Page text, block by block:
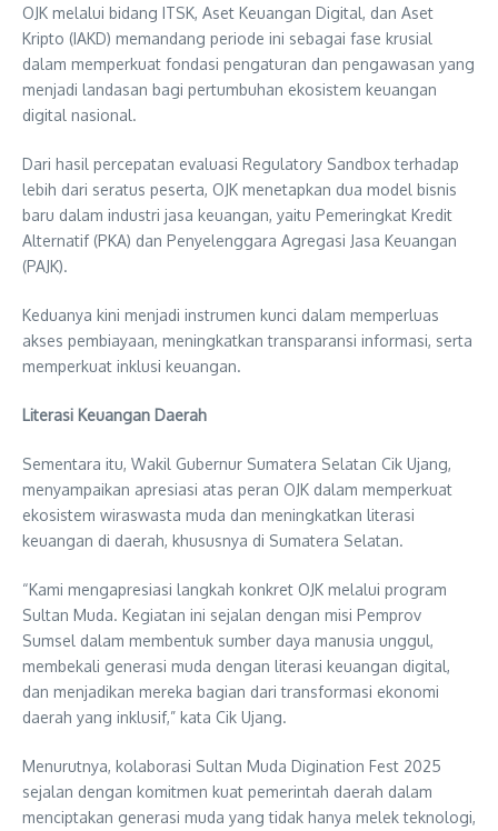
OJK melalui bidang ITSK, Aset Keuangan Digital, dan Aset
Kripto (IAKD) memandang periode ini sebagai fase krusial
dalam memperkuat fondasi pengaturan dan pengawasan yang
menjadi landasan bagi pertumbuhan ekosistem keuangan
digital nasional.
Dari hasil percepatan evaluasi Regulatory Sandbox terhadap
lebih dari seratus peserta, OJK menetapkan dua model bisnis
baru dalam industri jasa keuangan, yaitu Pemeringkat Kredit
Alternatif (PKA) dan Penyelenggara Agregasi Jasa Keuangan
(PAJK).
Keduanya kini menjadi instrumen kunci dalam memperluas
akses pembiayaan, meningkatkan transparansi informasi, serta
memperkuat inklusi keuangan.
Literasi Keuangan Daerah
Sementara itu, Wakil Gubernur Sumatera Selatan Cik Ujang,
menyampaikan apresiasi atas peran OJK dalam memperkuat
ekosistem wiraswasta muda dan meningkatkan literasi
keuangan di daerah, khususnya di Sumatera Selatan.
“Kami mengapresiasi langkah konkret OJK melalui program
Sultan Muda. Kegiatan ini sejalan dengan misi Pemprov
Sumsel dalam membentuk sumber daya manusia unggul,
membekali generasi muda dengan literasi keuangan digital,
dan menjadikan mereka bagian dari transformasi ekonomi
daerah yang inklusif,” kata Cik Ujang.
Menurutnya, kolaborasi Sultan Muda Digination Fest 2025
sejalan dengan komitmen kuat pemerintah daerah dalam
menciptakan generasi muda yang tidak hanya melek teknologi,